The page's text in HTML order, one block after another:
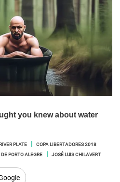
PLATE
COPA LIBERTADORES 2018
PORTO ALEGRE JOSÉ LUIS CHILAVERT